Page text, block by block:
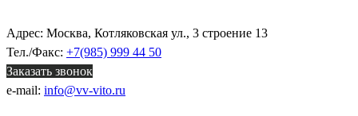
Адрес: Москва, Котляковская ул., 3 строение 13
Тел./Факс: +7(985) 999 44 50
Заказать звонок
e-mail: info@vv-vito.ru